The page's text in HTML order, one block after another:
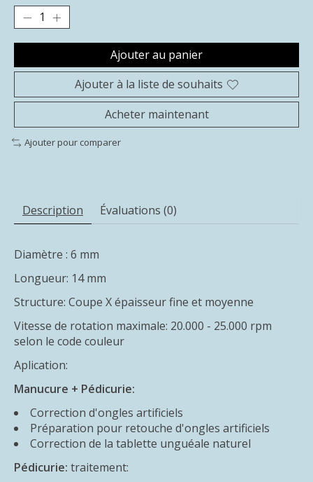
Ajouter au panier
Ajouter à la liste de souhaits
Acheter maintenant
Ajouter pour comparer
Description Évaluations (0)
Diamètre : 6 mm
Longueur: 14 mm
Structure: Coupe X épaisseur fine et moyenne
Vitesse de rotation maximale: 20.000 - 25.000 rpm
selon le code couleur
Aplication:
Manucure + Pédicurie:
Correction d'ongles artificiels
Préparation pour retouche d'ongles artificiels
Correction de la tablette unguéale naturel
Pédicurie: traitement: